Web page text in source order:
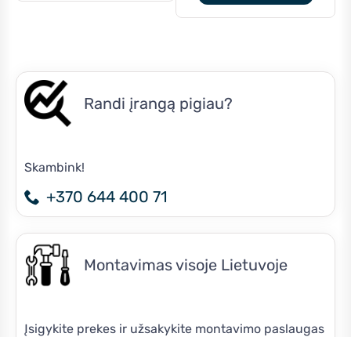
€1,125.00.
Randi įrangą pigiau?
Skambink!
+370 644 400 71
Montavimas visoje Lietuvoje
Įsigykite prekes ir užsakykite montavimo paslaugas